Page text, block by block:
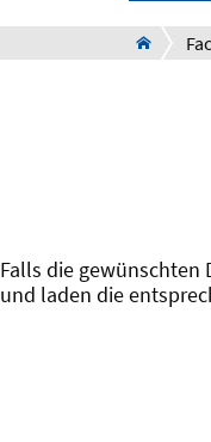
Falls die gewünschten
und laden die